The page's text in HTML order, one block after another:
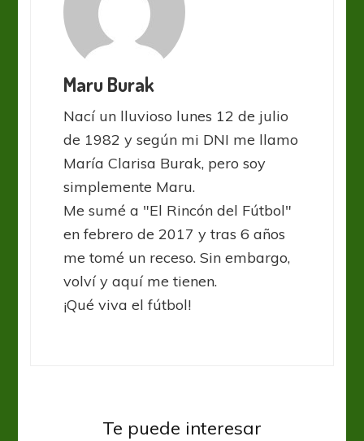
Maru Burak
Nací un lluvioso lunes 12 de julio
de 1982 y según mi DNI me llamo
María Clarisa Burak, pero soy
simplemente Maru.
Me sumé a "El Rincón del Fútbol"
en febrero de 2017 y tras 6 años
me tomé un receso. Sin embargo,
volví y aquí me tienen.
¡Qué viva el fútbol!
Te puede interesar
Si no está el goleador, aparecen